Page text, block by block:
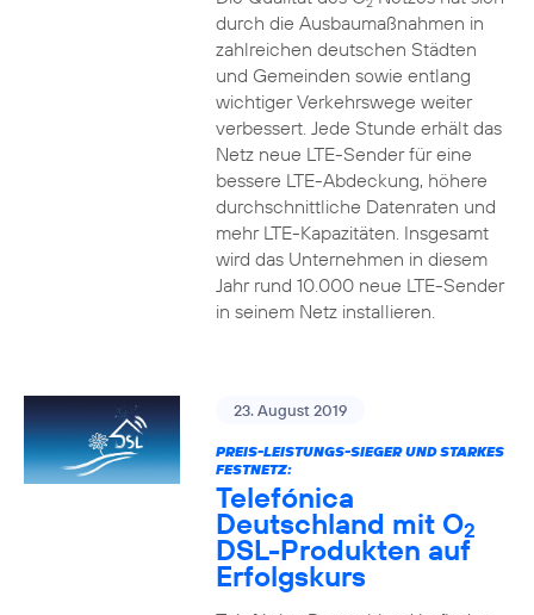
durch die Ausbaumaßnahmen in
zahlreichen deutschen Städten
und Gemeinden sowie entlang
wichtiger Verkehrswege weiter
verbessert. Jede Stunde erhält das
Netz neue LTE-Sender für eine
bessere LTE-Abdeckung, höhere
durchschnittliche Datenraten und
mehr LTE-Kapazitäten. Insgesamt
wird das Unternehmen in diesem
Jahr rund 10.000 neue LTE-Sender
in seinem Netz installieren.
23. August 2019
PREIS-LEISTUNGS-SIEGER UND STARKES
FESTNETZ:
Telefónica
Deutschland mit O2
DSL-Produkten auf
Erfolgskurs